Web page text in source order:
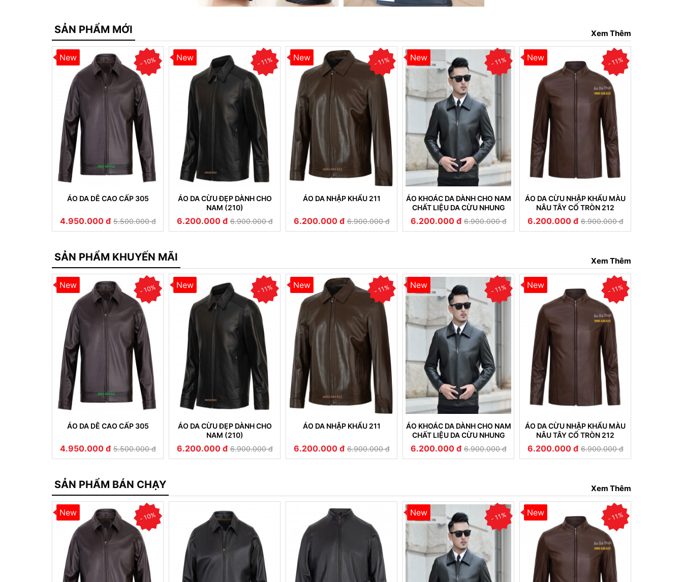
SẢN PHẨM MỚI Xem Thêm
New - 10%
ÁO DA DÊ CAO CẤP 305
4.950.000 đ 5.500.000 đ
New - 11%
ÁO DA CỪU ĐẸP DÀNH CHO
NAM (210)
6.200.000 đ 6.900.000 đ
New - 11%
ÁO DA NHẬP KHẨU 211
6.200.000 đ 6.900.000 đ
New - 11%
ÁO KHOÁC DA DÀNH CHO NAM
CHẤT LIỆU DA CỪU NHUNG
CAO CẤP BỀN ĐẸP (233)
6.200.000 đ 6.900.000 đ
New - 11%
ÁO DA CỪU NHẬP KHẨU MÀU
NÂU TÂY CỔ TRÒN 212
6.200.000 đ 6.900.000 đ
SẢN PHẨM KHUYẾN MÃI Xem Thêm
New - 10%
ÁO DA DÊ CAO CẤP 305
4.950.000 đ 5.500.000 đ
New - 11%
ÁO DA CỪU ĐẸP DÀNH CHO
NAM (210)
6.200.000 đ 6.900.000 đ
New - 11%
ÁO DA NHẬP KHẨU 211
6.200.000 đ 6.900.000 đ
New - 11%
ÁO KHOÁC DA DÀNH CHO NAM
CHẤT LIỆU DA CỪU NHUNG
CAO CẤP BỀN ĐẸP (233)
6.200.000 đ 6.900.000 đ
New - 11%
ÁO DA CỪU NHẬP KHẨU MÀU
NÂU TÂY CỔ TRÒN 212
6.200.000 đ 6.900.000 đ
SẢN PHẨM BÁN CHẠY Xem Thêm
New - 10% New - 11% New - 11%